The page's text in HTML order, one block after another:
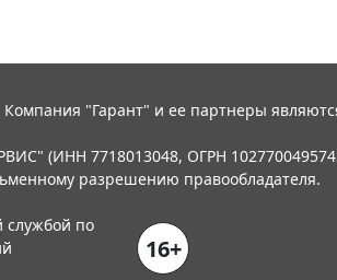
"Гарант" и ее партнеры
(ИНН 7718013048, ОГРН
разрешению правообладателя.
службой по
16+